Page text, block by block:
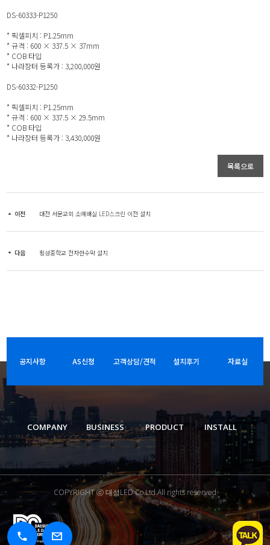
DS-60333-P1250
* 픽셀피치 : P1.25mm
* 규격 : 600 × 337.5 × 37mm
* COB 타입
* 나라장터 등록가 : 3,200,000원
DS-60332-P1250
* 픽셀피치 : P1.25mm
* 규격 : 600 × 337.5 × 29.5mm
* COB 타입
* 나라장터 등록가 : 3,430,000원
목록으로
이전 대전 서문교회 소예배실 LED스크린 이전 설치
다음 횡성중학교 전자현수막 설치
공지사항 AS신청 고객상담/견적 설치후기 자료실
COMPANY BUSINESS PRODUCT INSTALL
COPYRIGHT ⓒ 대성LED Co.Ltd.All rights reserved